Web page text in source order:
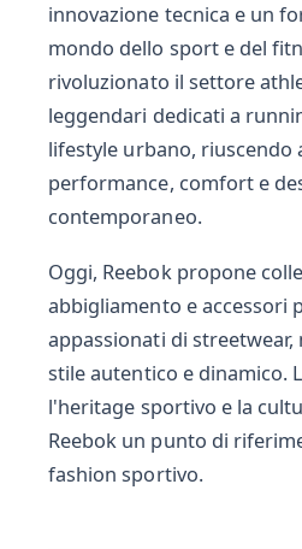
innovazione tecnica e un
mondo dello sport e del
rivoluzionato il settore
leggendari dedicati a
lifestyle urbano, riuscendo
performance, comfort e
contemporaneo.
Oggi, Reebok propone
abbigliamento e accessori
appassionati di
stile autentico e dinamico.
l'heritage sportivo e la
Reebok un punto di
fashion sportivo.